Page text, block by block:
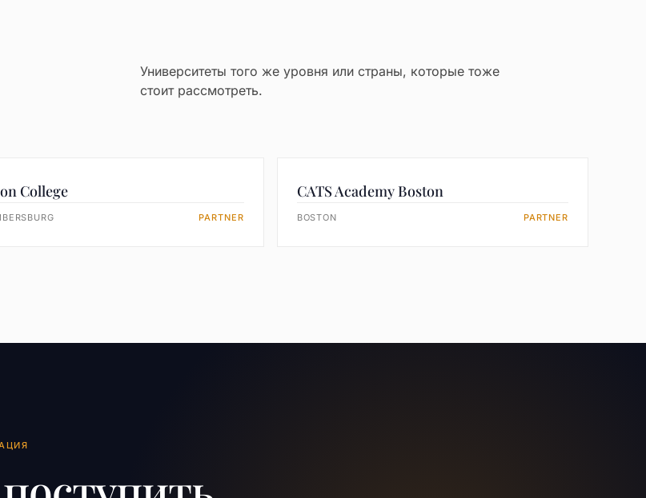
Университеты того же уровня или страны, которые тоже
стоит рассмотреть.
College
PARTNER
CATS Academy Boston
BOSTON PARTNER